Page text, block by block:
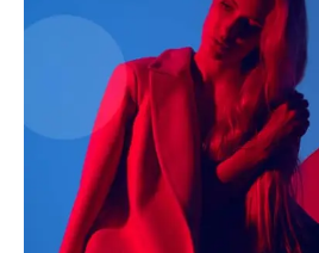
Contact Us
Privacy Policy
Terms of Use Agreement
Facebook
X WhatsApp
Share